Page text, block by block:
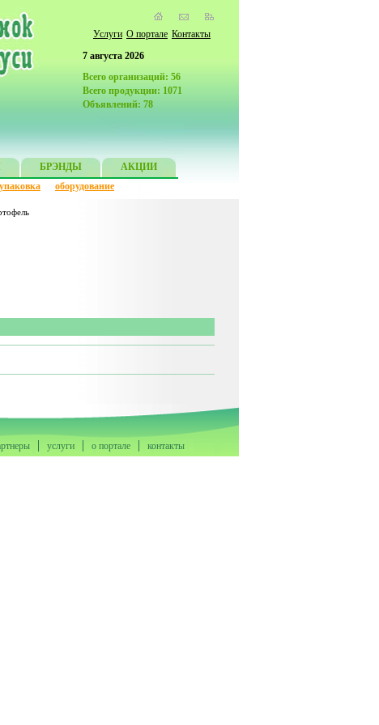
7 августа 2026
Всего организаций: 56
Всего продукции: 1071
Объявлений: 78
БРЭНДЫ
АКЦИИ
упаковка оборудование
Услуги О портале Контакты
услуги о портале контакты